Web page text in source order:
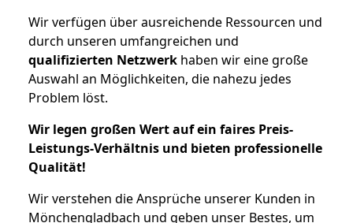
Wir verfügen über ausreichende Ressourcen und
durch unseren umfangreichen und
qualifizierten Netzwerk haben wir eine große
Auswahl an Möglichkeiten, die nahezu jedes
Problem löst.
Wir legen großen Wert auf ein faires Preis-
Leistungs-Verhältnis und bieten professionelle
Qualität!
Wir verstehen die Ansprüche unserer Kunden in
Mönchengladbach und geben unser Bestes, um